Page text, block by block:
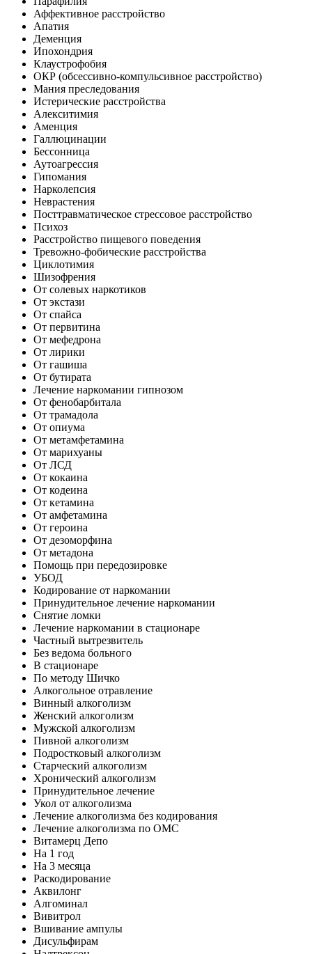
Аффективное расстройство
Апатия
Деменция
Ипохондрия
Клаустрофобия
ОКР (обсессивно-компульсивное расстройство)
Мания преследования
Истерические расстройства
Алекситимия
Аменция
Галлюцинации
Бессонница
Аутоагрессия
Гипомания
Нарколепсия
Неврастения
Посттравматическое стрессовое расстройство
Психоз
Расстройство пищевого поведения
Тревожно-фобические расстройства
Циклотимия
Шизофрения
От солевых наркотиков
От экстази
От спайса
От первитина
От мефедрона
От лирики
От гашиша
От бутирата
Лечение наркомании гипнозом
От фенобарбитала
От трамадола
От опиума
От метамфетамина
От марихуаны
От ЛСД
От кокаина
От кодеина
От кетамина
От амфетамина
От героина
От дезоморфина
От метадона
Помощь при передозировке
УБОД
Кодирование от наркомании
Принудительное лечение наркомании
Снятие ломки
Лечение наркомании в стационаре
Частный вытрезвитель
Без ведома больного
В стационаре
По методу Шичко
Алкогольное отравление
Винный алкоголизм
Женский алкоголизм
Мужской алкоголизм
Пивной алкоголизм
Подростковый алкоголизм
Старческий алкоголизм
Хронический алкоголизм
Принудительное лечение
Укол от алкоголизма
Лечение алкоголизма без кодирования
Лечение алкоголизма по ОМС
Витамерц Депо
На 1 год
На 3 месяца
Раскодирование
Аквилонг
Алгоминал
Вивитрол
Вшивание ампулы
Дисульфирам